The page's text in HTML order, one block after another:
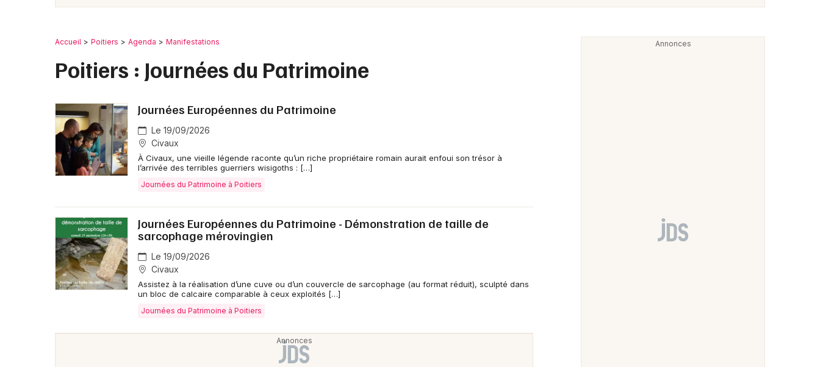
Sports
Journées du Patrimoine dans la Vienne
Journées du Patrimoine en Nouvelle-
Aquitaine
Mulhouse
Nice
Paris
Toulouse
Accueil Poitiers Agenda Manifestations
Poitiers : Journées du Patrimoine
Journées Européennes du Patrimoine
Le 19/09/2026
Civaux
À Civaux, une vieille légende raconte qu’un riche propriétaire romain aurait enfoui son trésor à
l’arrivée des terribles guerriers wisigoths : […]
Journées du Patrimoine à Poitiers
Journées Européennes du Patrimoine - Démonstration de taille de
sarcophage mérovingien
Le 19/09/2026
Civaux
Assistez à la réalisation d’une cuve ou d’un couvercle de sarcophage (au format réduit), sculpté dans
un bloc de calcaire comparable à ceux exploités […]
Journées du Patrimoine à Poitiers